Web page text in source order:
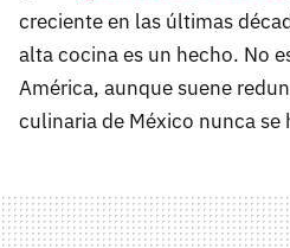
creciente en las últimas
alta cocina es un hecho. No
América, aunque suene
culinaria de México nunca se